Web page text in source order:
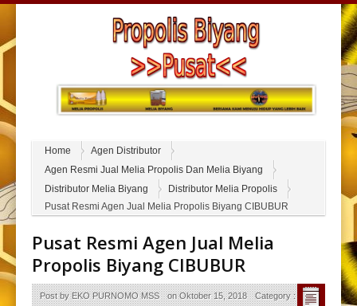
Home
Agen Distributor
Agen Resmi Jual Melia Propolis Dan Melia Biyang
Distributor Melia Biyang
Distributor Melia Propolis
Pusat Resmi Agen Jual Melia Propolis Biyang CIBUBUR
Pusat Resmi Agen Jual Melia
Propolis Biyang CIBUBUR
Post byEKO PURNOMO MSS onOktober 15, 2018 Category : Agen